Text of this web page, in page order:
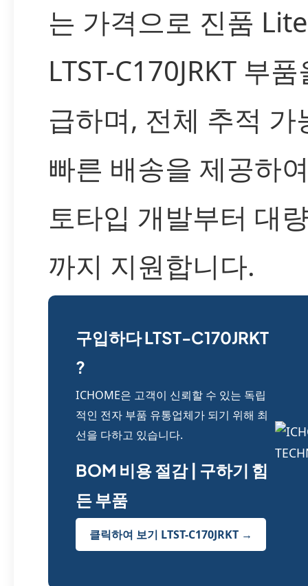
는 가격으로 진품
LTST-C170JRKT 부
급하며, 전체 추적 가
빠른 배송을 제공하
토타입 개발부터 대
까지 지원합니다.
구입하다 LTST-C170JRKT
?
ICHOME은 고객이 신뢰할 수 있는 독립
적인 전자 부품 유통업체가 되기 위해 최
선을 다하고 있습니다.
BOM 비용 절감 | 구하기 힘
든 부품
클릭하여 보기 LTST-C170JRKT →